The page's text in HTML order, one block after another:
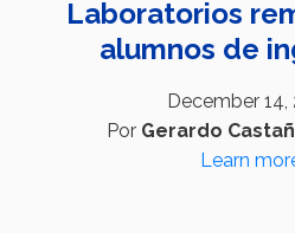
Laboratorios
alumnos de
December 14,
Por Gerardo
Learn